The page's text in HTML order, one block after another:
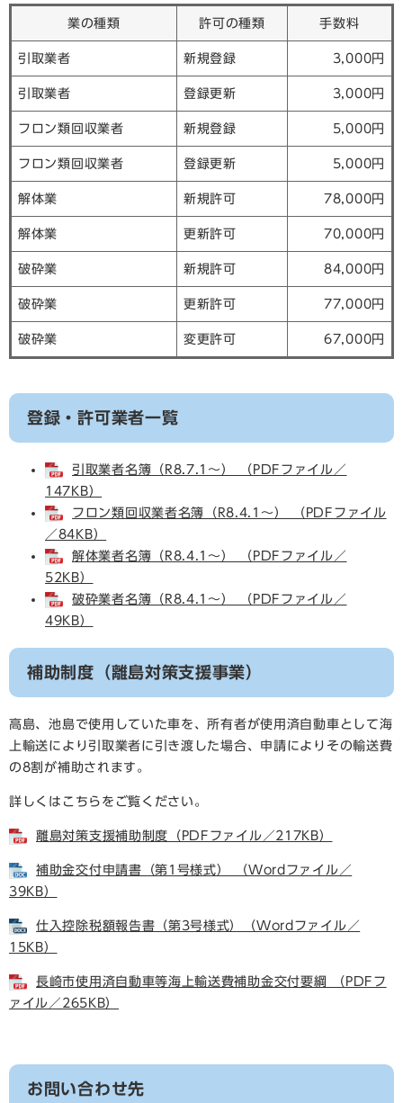
業の種類 許可の種類 手数料
引取業者 新規登録 3,000円
引取業者 登録更新 3,000円
フロン類回収業者 新規登録 5,000円
フロン類回収業者 登録更新 5,000円
解体業 新規許可 78,000円
解体業 更新許可 70,000円
破砕業 新規許可 84,000円
破砕業 更新許可 77,000円
破砕業 変更許可 67,000円
登録・許可業者一覧
引取業者名簿（R8.7.1～） （PDFファイル／
147KB）
フロン類回収業者名簿（R8.4.1～） （PDFファイル
／84KB）
解体業者名簿（R8.4.1～） （PDFファイル／
52KB）
破砕業者名簿（R8.4.1～） （PDFファイル／
49KB）
補助制度（離島対策支援事業）
高島、池島で使用していた車を、所有者が使用済自動車として海
上輸送により引取業者に引き渡した場合、申請によりその輸送費
の8割が補助されます。
詳しくはこちらをご覧ください。
離島対策支援補助制度（PDFファイル／217KB）
補助金交付申請書（第1号様式） （Wordファイル／
39KB）
仕入控除税額報告書（第3号様式）（Wordファイル／
15KB）
長崎市使用済自動車等海上輸送費補助金交付要綱 （PDFフ
ァイル／265KB）
お問い合わせ先